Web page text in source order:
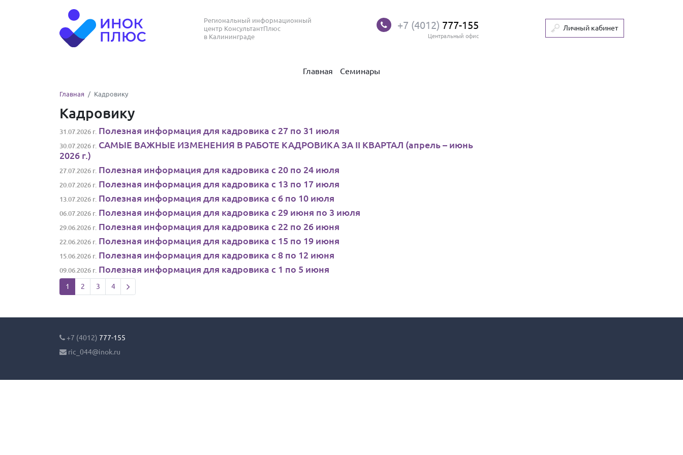
Региональный информационный
центр КонсультантПлюс
в Калининграде
+7 (4012) 777-155
Центральный офис
Личный кабинет
Главная Семинары
Главная Кадровику
Кадровику
31.07.2026 г. Полезная информация для кадровика с 27 по 31 июля
30.07.2026 г. САМЫЕ ВАЖНЫЕ ИЗМЕНЕНИЯ В РАБОТЕ КАДРОВИКА ЗА II КВАРТАЛ (апрель – июнь
2026 г.)
27.07.2026 г. Полезная информация для кадровика с 20 по 24 июля
20.07.2026 г. Полезная информация для кадровика с 13 по 17 июля
13.07.2026 г. Полезная информация для кадровика с 6 по 10 июля
06.07.2026 г. Полезная информация для кадровика с 29 июня по 3 июля
29.06.2026 г. Полезная информация для кадровика с 22 по 26 июня
22.06.2026 г. Полезная информация для кадровика с 15 по 19 июня
15.06.2026 г. Полезная информация для кадровика с 8 по 12 июня
09.06.2026 г. Полезная информация для кадровика с 1 по 5 июня
1 2 3 4 Next page
+7 (4012) 777-155
ric_044@inok.ru